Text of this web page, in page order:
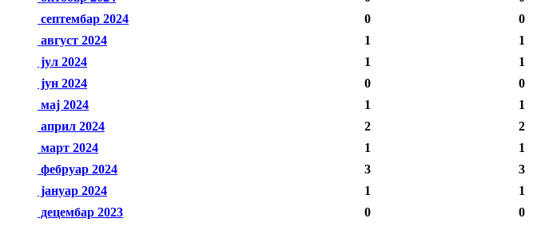
септембар 2024
0 0
август 2024
1 1
јул 2024
1 1
јун 2024
0 0
мај 2024
1 1
април 2024
2 2
март 2024
1 1
фебруар 2024
3 3
јануар 2024
1 1
децембар 2023
0 0